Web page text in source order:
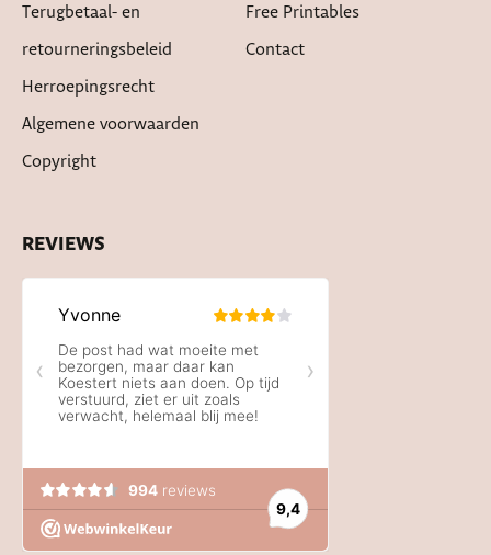
Terugbetaal- en
retourneringsbeleid
Herroepingsrecht
Algemene voorwaarden
Copyright
Free Printables
Contact
REVIEWS